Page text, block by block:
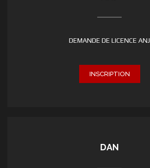
DEMANDE DE LICENCE ANJ
INSCRIPTION
DAN